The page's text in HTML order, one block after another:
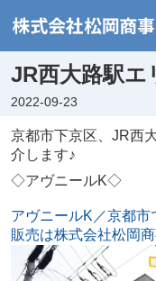
JR西大路駅エ
2022-09-23
京都市下京区、JR西
介します♪
◇アヴニールK◇
アヴニールK／京都
販売は株式会社松岡